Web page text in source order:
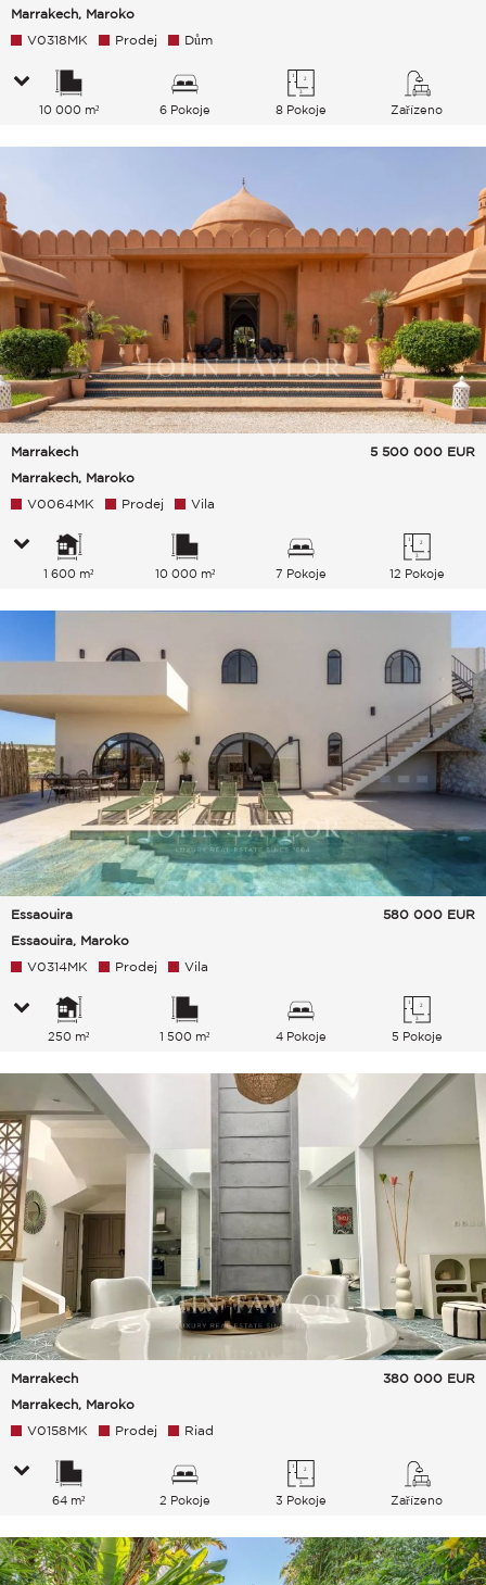
Marrakech, Maroko
V0318MK
Prodej Dům
10 000 m² 6 Pokoje 8 Pokoje Zařízeno
Marrakech
Marrakech, Maroko
5 500 000 EUR
V0064MK Prodej Vila
1 600 m² 10 000 m² 7 Pokoje 12 Pokoje
Essaouira
Essaouira, Maroko
580 000 EUR
V0314MK Prodej Vila
250 m² 1 500 m² 4 Pokoje 5 Pokoje
Marrakech
Marrakech, Maroko
380 000 EUR
V0158MK Prodej Riad
64 m² 2 Pokoje 3 Pokoje Zařízeno